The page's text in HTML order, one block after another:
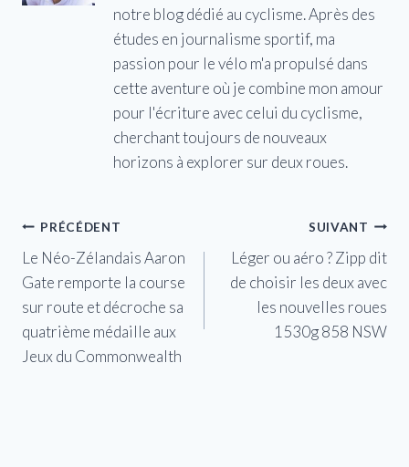
notre blog dédié au cyclisme. Après des
études en journalisme sportif, ma
passion pour le vélo m'a propulsé dans
cette aventure où je combine mon amour
pour l'écriture avec celui du cyclisme,
cherchant toujours de nouveaux
horizons à explorer sur deux roues.
Navigation
de
l’article
PRÉCÉDENT
Le Néo-Zélandais Aaron
Gate remporte la course
sur route et décroche sa
quatrième médaille aux
Jeux du Commonwealth
SUIVANT
Léger ou aéro ? Zipp dit
de choisir les deux avec
les nouvelles roues
1530g 858 NSW